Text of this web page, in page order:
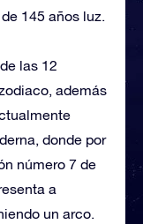
145 años luz.
las 12
además
donde por
número 7 de
a
un arco.